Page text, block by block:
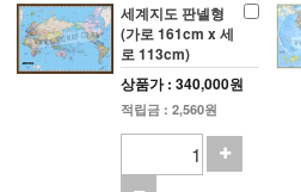
세계지도 판넬형
(가로 161cm x 세
로 113cm)
상품가 : 340,000원
적립금 : 2,560원